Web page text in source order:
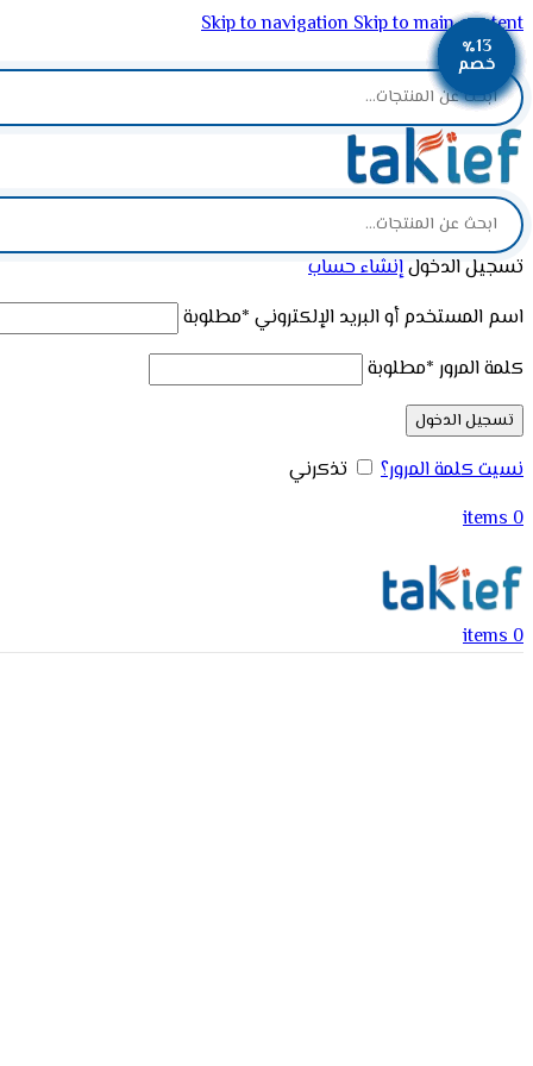
Skip to navigationSkip to main content
ADD ANYTHING HERE OR JUST REMOVE IT…
تسجيل الدخولإنشاء حساب
اسم المستخدم أو البريد الإلكتروني *مطلوبة
كلمة المرور *مطلوبة
تسجيل الدخول
نسيت كلمة المرور؟
تذكرني
0
items
0
items
٪14
خصم
٪14
خصم
٪14
خصم
٪13
خصم
٪13
خصم
٪13
خصم
٪13
خصم
٪13
خصم
٪13
خصم